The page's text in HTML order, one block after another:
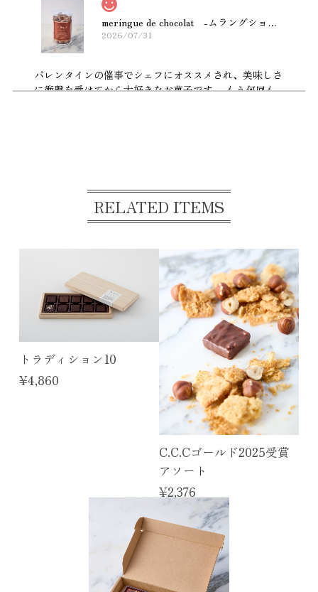
meringue de chocolat -ムラングショコラ- 【お届け指定日は4月12日以降でお願いします。】
2026/07/31
バレンタインの催事でシェフにオススメされ、美味しさ
に衝撃を受けてから大好きなお菓子です。 もう何回も
カカオニブの渋みもあって口溶け滑らかで美味しくいた
だきました^ ^
12周年記念 Thanksセレクション
2026/07/29
ボンボンのBOXの他、サブレやギモーヴなど色々な商品
をお試し出来てとてもお得でした。特にギモーヴはもっ
ちり食感と口溶けのなめらかさが絶妙で、是非リピート
したいです！ 催事も多くなってきて大変かと思います
が、これからも美味しいお菓子を楽しみにしています。
≪ICA2020-2025受賞5種, C.C.C受賞3種≫ プラリネ10
10粒全て美味しくいただきました！ 美味しいチョコレ
ートを食べることが出来て幸せです。 有難うございま
カカオサブレ缶
2026/07/24
RELATED ITEMS
トラディション10
¥4,860
C.C.Cゴールド2025受賞
アソート
¥2,376